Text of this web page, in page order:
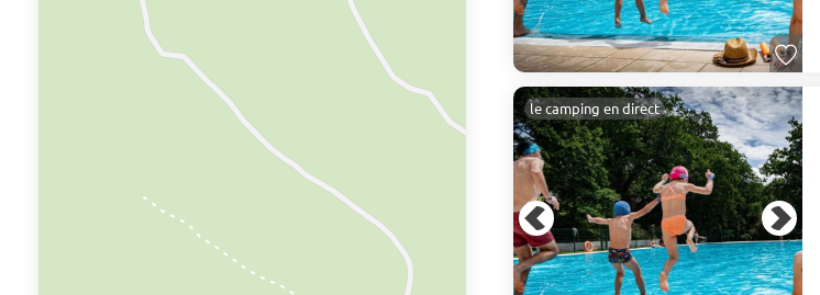
le camping en direct